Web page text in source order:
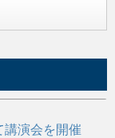
講演会を開催